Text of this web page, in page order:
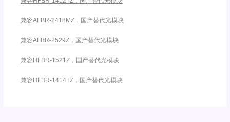
兼容AFBR-2418MZ，国产替代光模块
兼容AFBR-2529Z，国产替代光模块
兼容HFBR-1521Z，国产替代光模块
兼容HFBR-1414TZ，国产替代光模块